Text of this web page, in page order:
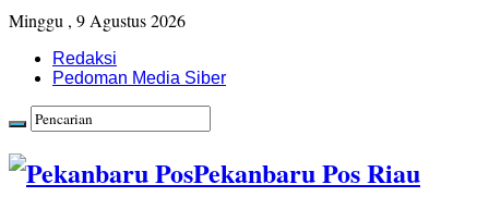
Minggu , 9 Agustus 2026
Redaksi
Pedoman Media Siber
Pekanbaru Pos Riau